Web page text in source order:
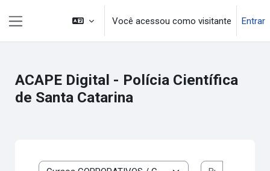
Ir para o conteúdo principal
Você acessou como visitante Entrar
ACAPE Digital - Polícia Científica
de Santa Catarina